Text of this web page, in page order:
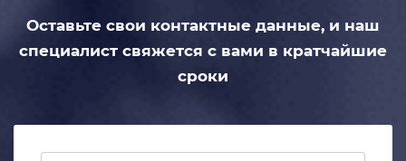
Оставьте свои контактные данные, и наш
специалист свяжется с вами в кратчайшие
сроки